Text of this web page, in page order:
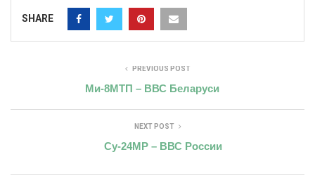
SHARE
PREVIOUS POST
Ми-8МТП – ВВС Беларуси
NEXT POST
Су-24МР – ВВС России